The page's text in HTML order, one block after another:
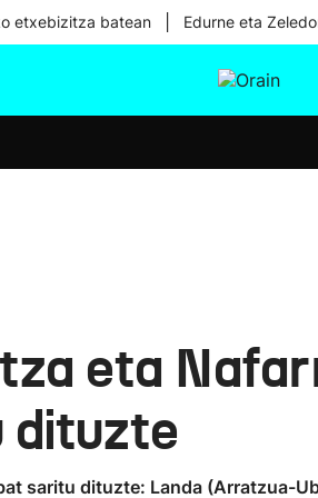
etxebizitza batean Edurne eta
eta
dituzte
saritu dituzte: Landa (Arratzua-